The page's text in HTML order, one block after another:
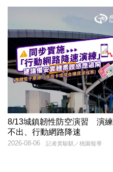
8/13城鎮韌性防空演習 演
不出、行動網路降速
記者黃駿騏／桃園報導
2026-08-06